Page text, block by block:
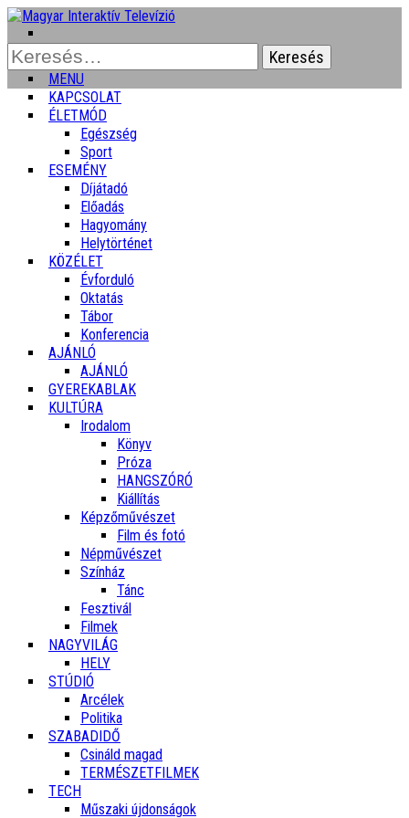
Keresés:
MENU
KAPCSOLAT
ÉLETMÓD
Egészség
Sport
ESEMÉNY
Díjátadó
Előadás
Hagyomány
Helytörténet
KÖZÉLET
Évforduló
Oktatás
Tábor
Konferencia
AJÁNLÓ
AJÁNLÓ
GYEREKABLAK
KULTÚRA
Irodalom
Könyv
Próza
HANGSZÓRÓ
Kiállítás
Képzőművészet
Film és fotó
Népművészet
Színház
Tánc
Fesztivál
Filmek
NAGYVILÁG
HELY
STÚDIÓ
Arcélek
Politika
SZABADIDŐ
Csináld magad
TERMÉSZETFILMEK
TECH
Műszaki újdonságok